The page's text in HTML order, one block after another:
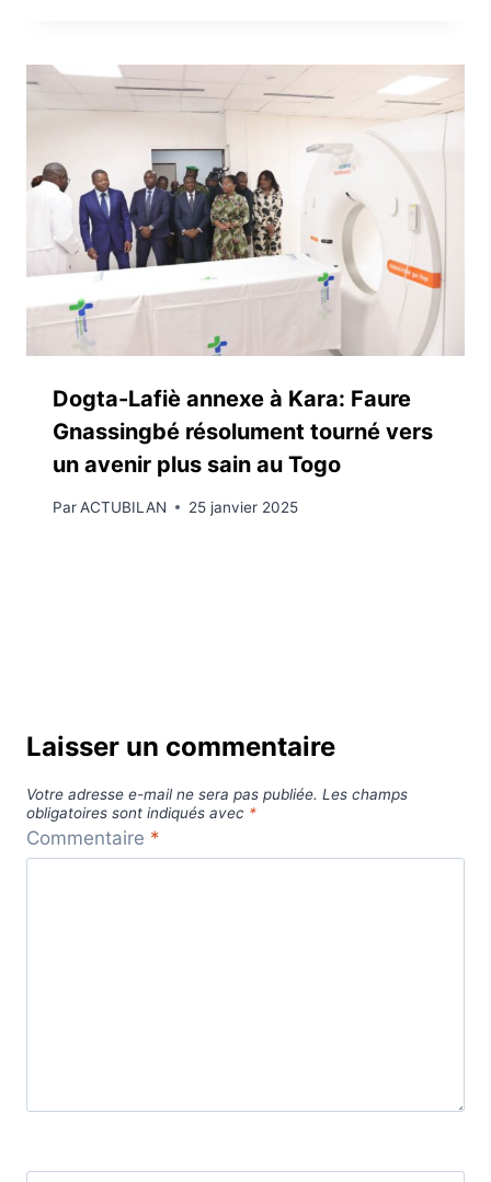
Dogta-Lafiè annexe à Kara: Faure
Gnassingbé résolument tourné vers
un avenir plus sain au Togo
ParACTUBILAN 25 janvier 2025
Laisser un commentaire
Votre adresse e-mail ne sera pas publiée. Les champs
obligatoires sont indiqués avec *
Commentaire *